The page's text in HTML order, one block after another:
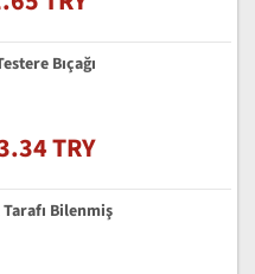
Bıçağı
TRY
Tarafı Bilenmiş